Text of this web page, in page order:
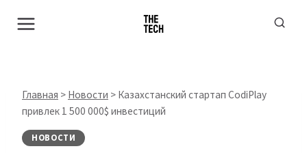
Главная > Новости > Казахстанский стартап CodiPlay
привлек 1 500 000$ инвестиций
НОВОСТИ